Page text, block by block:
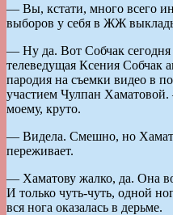
— Вы, кстати, много всего
выборов у себя в ЖЖ
— Ну да. Вот Собчак
телеведущая Ксения Собчак
пародия на съемки видео в
участием Чулпан
моему, круто.
— Видела. Смешно, но
переживает.
— Хаматову жалко, да. Она
И только чуть-чуть, одной
вся нога оказалась в дерьме.